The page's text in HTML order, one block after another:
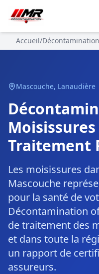
Accueil/
Mascouche, Lanaudière
Traitement
Les moisissures
Mascouche
pour la santé de
Décontamination
de traitement des
et dans toute la
un rapport de
assureurs.